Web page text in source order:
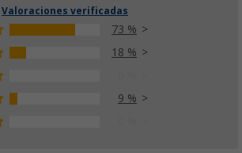
Valoraciones verificadas
73 %
18 %
9 %